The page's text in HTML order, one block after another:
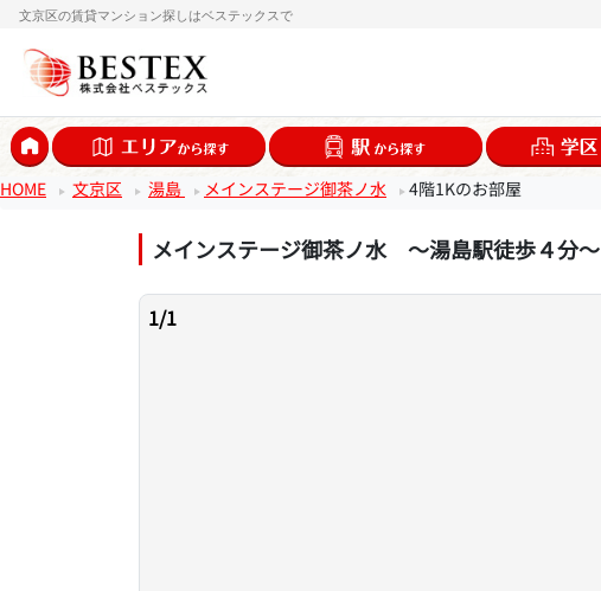
文京区の賃貸マンション探しはベステックスで
HOME 文京区 湯島 メインステージ御茶ノ水 4階1Kのお部屋
メインステージ御茶ノ水 ～湯島駅徒歩４分～
1/1